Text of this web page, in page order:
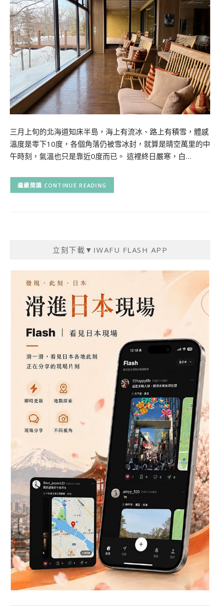
三月上旬的北海道知床半島，海上有流冰、路上有積雪，體感
溫度是零下10度，各個角落仍被雪冰封，就算是晴空萬里的中
午時刻，氣溫也只是靠近0度而已。 這裡終日嚴寒，白…
CONTINUE READING
立刻下載▼IWAFU FLASH APP